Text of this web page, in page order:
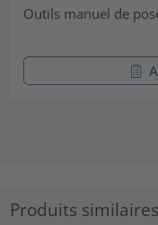
Outils manuel de
Produits similaires